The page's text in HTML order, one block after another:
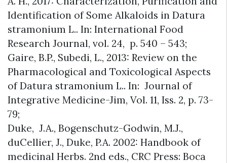
Identification of Some Alkaloids in Datura
stramonium L.. In: International Food
Research Journal, vol. 24, p. 540 – 543;
Gaire, B.P., Subedi, L., 2013: Review on the
Pharmacological and Toxicological Aspects
of Datura stramonium L.. In: Journal of
Integrative Medicine-Jim, Vol. 11, Iss. 2, p. 73-
79;
Duke, J.A., Bogenschutz-Godwin, M.J.,
duCellier, J., Duke, P.A. 2002: Handbook of
medicinal Herbs. 2nd eds., CRC Press: Boca